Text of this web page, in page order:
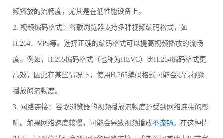
频播放的流畅度，尤其是在低性能设备上。
2. 视频编码格式：谷歌浏览器支持多种视频编码格式，如
H.264、VP9等。选择正确的编码格式可以提高视频播放的流畅
度。例如，H.265编码格式（也称为HEVC）比H.264编码格式更
高效，因此在某些情况下，使用H.265编码格式可能会提高视频
播放的流畅度。
3. 网络连接：谷歌浏览器的视频播放流畅度还受到网络连接的影
响。如果网络速度较慢，可能会导致视频播放不流畅。在这种情